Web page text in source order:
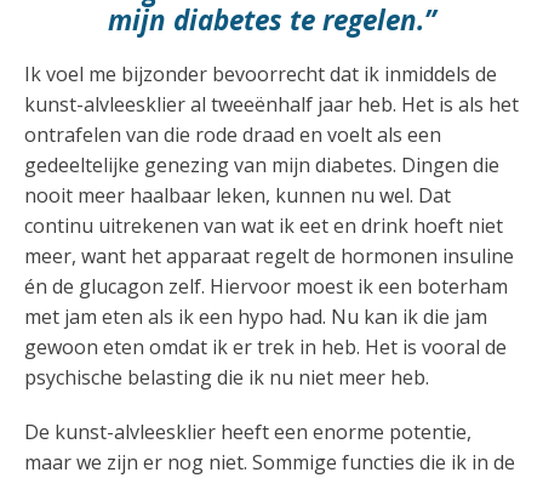
mijn diabetes te regelen.”
Ik voel me bijzonder bevoorrecht dat ik inmiddels de
kunst-alvleesklier al tweeënhalf jaar heb. Het is als het
ontrafelen van die rode draad en voelt als een
gedeeltelijke genezing van mijn diabetes. Dingen die
nooit meer haalbaar leken, kunnen nu wel. Dat
continu uitrekenen van wat ik eet en drink hoeft niet
meer, want het apparaat regelt de hormonen insuline
én de glucagon zelf. Hiervoor moest ik een boterham
met jam eten als ik een hypo had. Nu kan ik die jam
gewoon eten omdat ik er trek in heb. Het is vooral de
psychische belasting die ik nu niet meer heb.
De kunst-alvleesklier heeft een enorme potentie,
maar we zijn er nog niet. Sommige functies die ik in de